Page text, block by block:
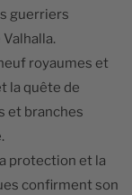
guerriers
royaumes et
la quête de
et branches
protection et la
confirment son